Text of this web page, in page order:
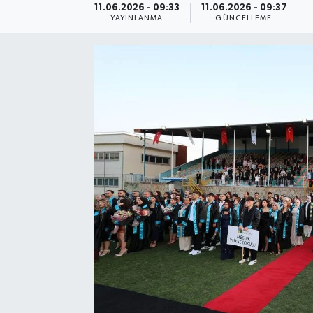
11.06.2026 - 09:33
YAYINLANMA
11.06.2026 - 09:37
GÜNCELLEME